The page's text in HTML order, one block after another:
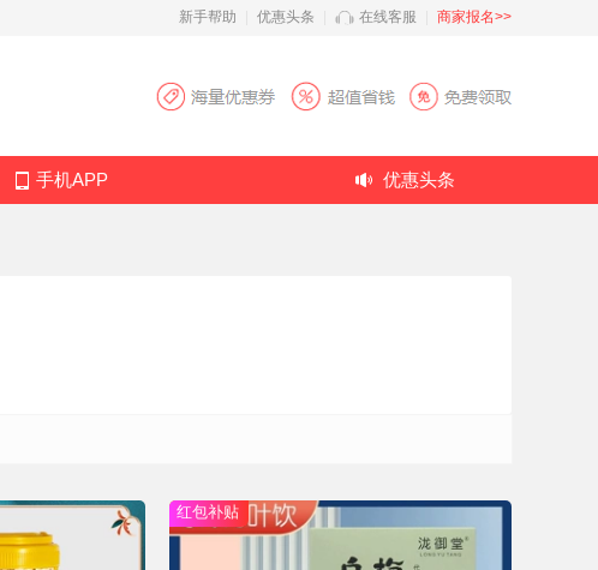
新手帮助 优惠头条 在线客服 商家报名>>
手机APP 优惠头条
红包补贴